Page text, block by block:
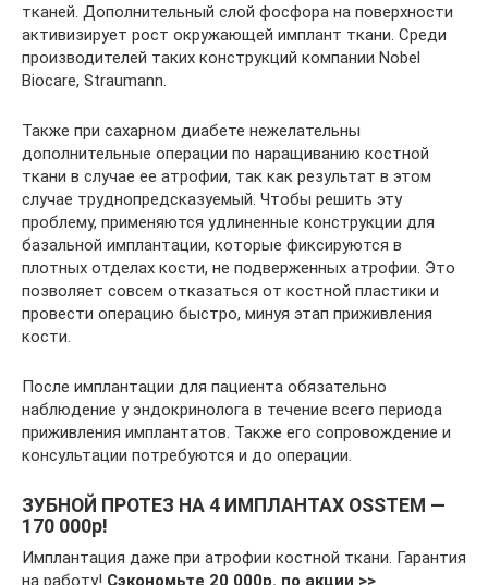
тканей. Дополнительный слой фосфора на поверхности
активизирует рост окружающей имплант ткани. Среди
производителей таких конструкций компании Nobel
Biocare, Straumann.
Также при сахарном диабете нежелательны
дополнительные операции по наращиванию костной
ткани в случае ее атрофии, так как результат в этом
случае труднопредсказуемый. Чтобы решить эту
проблему, применяются удлиненные конструкции для
базальной имплантации, которые фиксируются в
плотных отделах кости, не подверженных атрофии. Это
позволяет совсем отказаться от костной пластики и
провести операцию быстро, минуя этап приживления
кости.
После имплантации для пациента обязательно
наблюдение у эндокринолога в течение всего периода
приживления имплантатов. Также его сопровождение и
консультации потребуются и до операции.
ЗУБНОЙ ПРОТЕЗ НА 4 ИМПЛАНТАХ OSSTEM —
170 000р!
Имплантация даже при атрофии костной ткани. Гарантия
на работу! Сэкономьте 20 000р. по акции >>